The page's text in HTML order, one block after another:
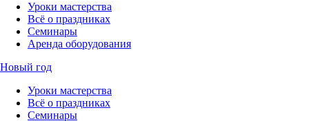
Уроки мастерства
Всё о праздниках
Семинары
Аренда оборудования
Новый год
Уроки мастерства
Всё о праздниках
Семинары